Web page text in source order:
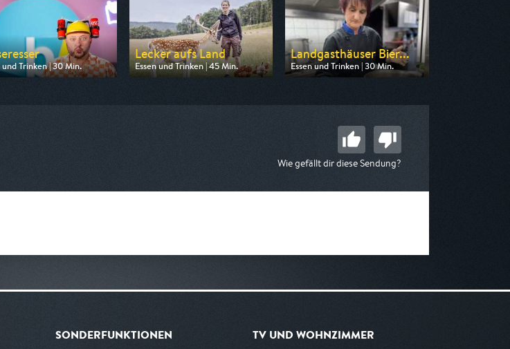
und Trinken | 30 Min.
von ZDF info
Lecker aufs Land
Essen und Trinken | 45 Min.
Ausgestrahlt von SWR
Landgasthäuser Bier...
Essen und Trinken | 30 Min.
Ausgestrahlt von BR
Wie gefällt dir diese Sendung?
SONDERFUNKTIONEN TV UND WOHNZIMMER